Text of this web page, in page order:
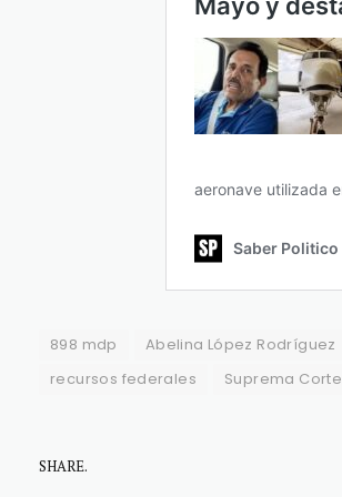
898 mdp Abelina López Rodríguez
recursos federales
Suprema Corte
SHARE.